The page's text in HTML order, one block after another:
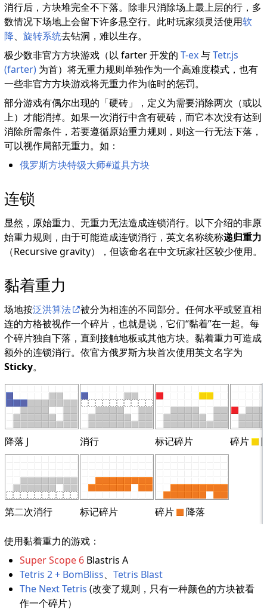
消行后，方块堆完全不下落。除非只消除场上最上层的行，多
数情况下场地上会留下许多悬空行。此时玩家须灵活使用软
降、旋转系统去钻洞，难以生存。
极少数非官方方块游戏（以 farter 开发的T-ex与Tetr.js
(farter) 为首）将无重力规则单独作为一个高难度模式，也有
一些非官方方块游戏将无重力作为临时的惩罚。
部分游戏有偶尔出现的「硬砖」，定义为需要消除两次（或以
上）才能消掉。如果一次消行中含有硬砖，而它本次没有达到
消除所需条件，若要遵循原始重力规则，则这一行无法下落，
可以视作局部无重力。如：
俄罗斯方块特级大师#道具方块
连锁
显然，原始重力、无重力无法造成连锁消行。以下介绍的非原
始重力规则，由于可能造成连锁消行，英文名称统称递归重力
（Recursive gravity），但该命名在中文玩家社区较少使用。
黏着重力
场地按泛洪算法
被分为相连的不同部分。任何水平或竖直相
连的方格被视作一个碎片，也就是说，它们“黏着”在一起。每
个碎片独自下落，直到接触地板或其他方块。黏着重力可造成
额外的连锁消行。依官方俄罗斯方块首次使用英文名字为
Sticky。
降落 J 消行 标记碎片 碎片
第二次消行 标记碎片 碎片 降落
使用黏着重力的游戏：
Super Scope 6Blastris A
Tetris 2 + BomBliss、 Tetris Blast
The Next Tetris (改变了规则，只有一种颜色的方块被看
作一个碎片）